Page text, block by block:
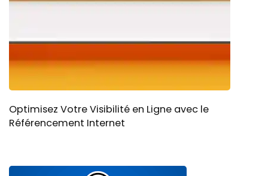
Optimisez Votre Visibilité en Ligne avec le
Référencement Internet